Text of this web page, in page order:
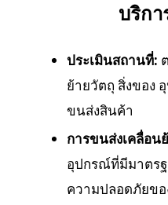
บริกา
ประเมินสถานที่:
ย้ายวัตถุ สิ่งของ
ขนส่งสินค้า
การขนส่งเคลื่อน
อุปกรณ์ที่มีมาตร
ความปลอดภัยขอ